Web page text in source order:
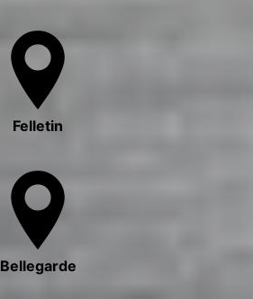
Felletin
Bellegarde